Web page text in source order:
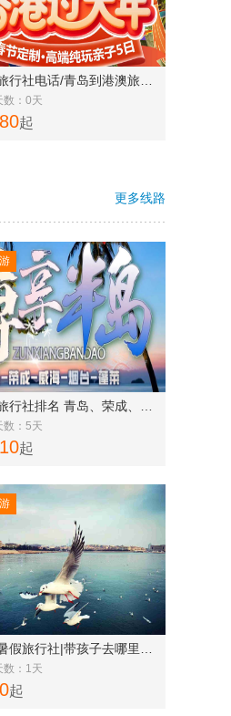
数：0天
起
更多线路
数：5天
起
数：1天
起